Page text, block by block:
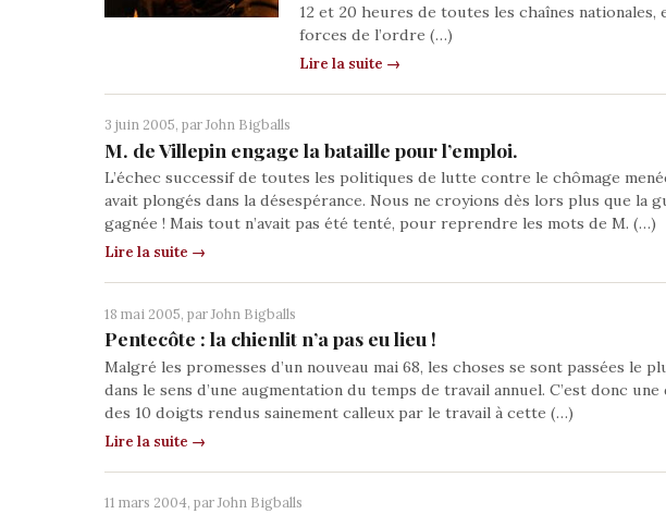
12 et 20 heures de toutes les chaînes nationales,
forces de l’ordre (…)
Lire la suite →
3 juin 2005, parJohn Bigballs
M. de Villepin engage la bataille pour l’emploi.
L’échec successif de toutes les politiques de lutte contre le chômage
avait plongés dans la désespérance. Nous ne croyions dès lors plus que la
gagnée ! Mais tout n’avait pas été tenté, pour reprendre les mots de M. (…)
Lire la suite →
18 mai 2005, parJohn Bigballs
Pentecôte : la chienlit n’a pas eu lieu !
Malgré les promesses d’un nouveau mai 68, les choses se sont passées le
dans le sens d’une augmentation du temps de travail annuel. C’est donc
des 10 doigts rendus sainement calleux par le travail à cette (…)
Lire la suite →
11 mars 2004, parJohn Bigballs